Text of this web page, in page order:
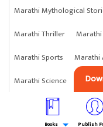
Marathi Mythological
Marathi Thriller
Marathi
Marathi Sports
Marathi
Marathi Science
Books Publish